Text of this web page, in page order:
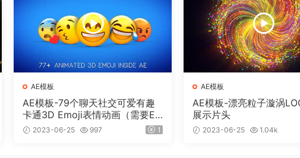
AE模板
AE模板-79个聊天社交可爱有趣
卡通3D Emoji表情动画（需要Ele
ment 3D插件）
2023-06-25 997 1
AE模板
AE模板-漂亮粒子漩涡
展示片头
2023-06-25 1.04k